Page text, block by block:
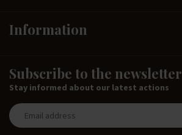
Information
Subscribe to the newsletter
Stay informed about our latest actions